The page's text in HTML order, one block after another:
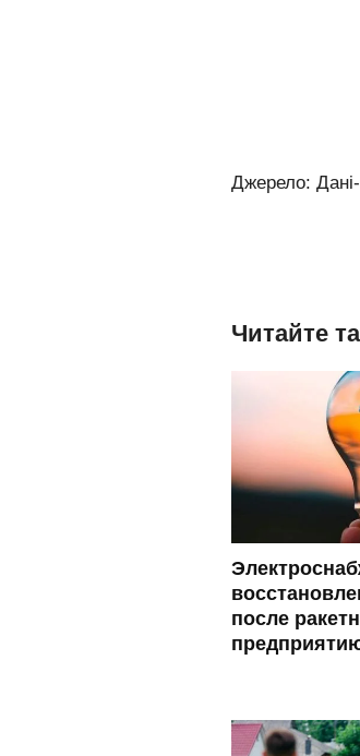
Джерело:
Читайте
после